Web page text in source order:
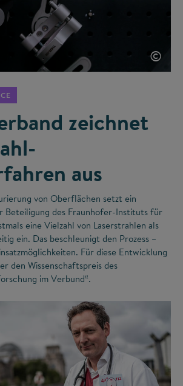
©
zeichnet
aus
von Oberflächen setzt ein
Beteiligung des Fraunhofer-Instituts für
eine Vielzahl von Laserstrahlen als
ein. Das beschleunigt den Prozess –
Für diese Entwicklung
den Wissenschaftspreis des
im Verbund“.